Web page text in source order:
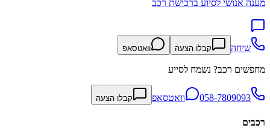
מענה אנושי לסיוע ברכישת רכב
שיחה קבלו הצעה וואטסאפ
מחפשים רכב? נשמח לסייע
058-7809093 וואטסאפ קבלו הצעה
רכבים